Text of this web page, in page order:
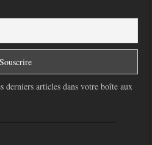
derniers articles dans votre boîte aux